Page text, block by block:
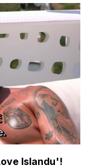
Islandu'!